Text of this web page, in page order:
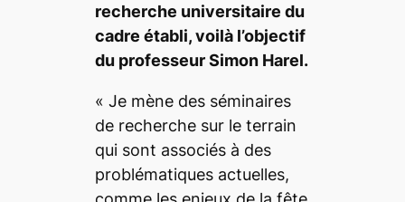
recherche universitaire du
cadre établi, voilà l’objectif
du professeur Simon Harel.
« Je mène des séminaires
de recherche sur le terrain
qui sont associés à des
problématiques actuelles,